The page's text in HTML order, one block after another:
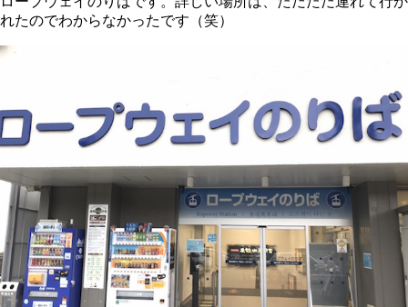
れたのでわからなかったです（笑）